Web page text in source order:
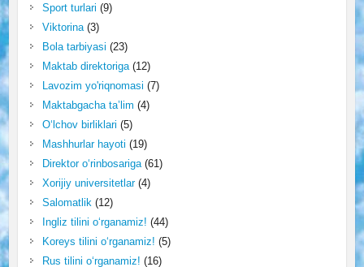
Sport turlari (9)
Viktorina(3)
Bola tarbiyasi (23)
Maktab direktoriga(12)
Lavozim yo'riqnomasi (7)
Maktabgacha ta’lim (4)
O‘lchov birliklari (5)
Mashhurlar hayoti (19)
Direktor o‘rinbosariga(61)
Xorijiy universitetlar(4)
Salomatlik (12)
Ingliz tilini o‘rganamiz! (44)
Koreys tilini o‘rganamiz! (5)
Rus tilini o‘rganamiz! (16)